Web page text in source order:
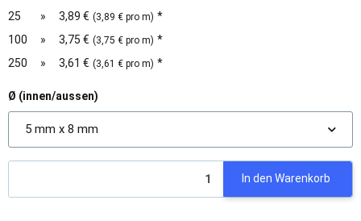
25
» 3,89 € (3,89 € pro m) *
100
» 3,75 € (3,75 € pro m) *
250
» 3,61 € (3,61 € pro m) *
Ø (innen/aussen)
5 mm x 8 mm
In den Warenkorb